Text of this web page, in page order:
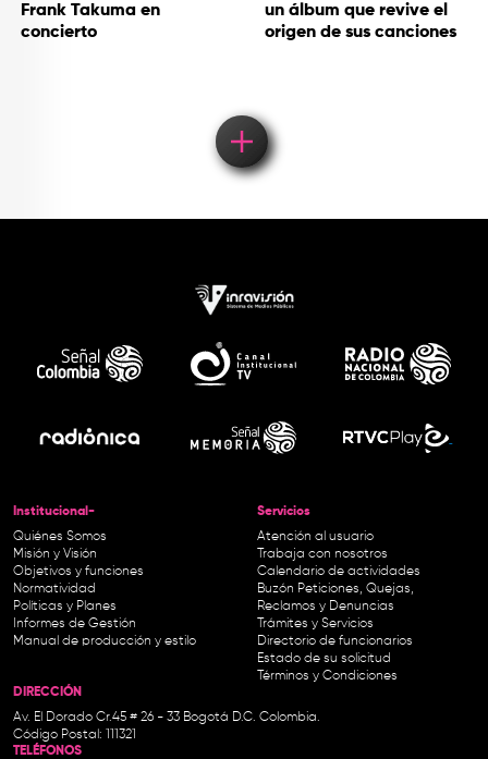
Frank Takuma en
concierto
un álbum que revive el
origen de sus canciones
Institucional-
Quiénes Somos
Misión y Visión
Objetivos y funciones
Normatividad
Políticas y Planes
Informes de Gestión
Manual de producción y estilo
Servicios
Atención al usuario
Trabaja con nosotros
Calendario de actividades
Buzón Peticiones, Quejas,
Reclamos y Denuncias
Trámites y Servicios
Directorio de funcionarios
Estado de su solicitud
Términos y Condiciones
DIRECCIÓN
Av. El Dorado Cr.45 # 26 - 33 Bogotá D.C. Colombia.
Código Postal: 111321
TELÉFONOS